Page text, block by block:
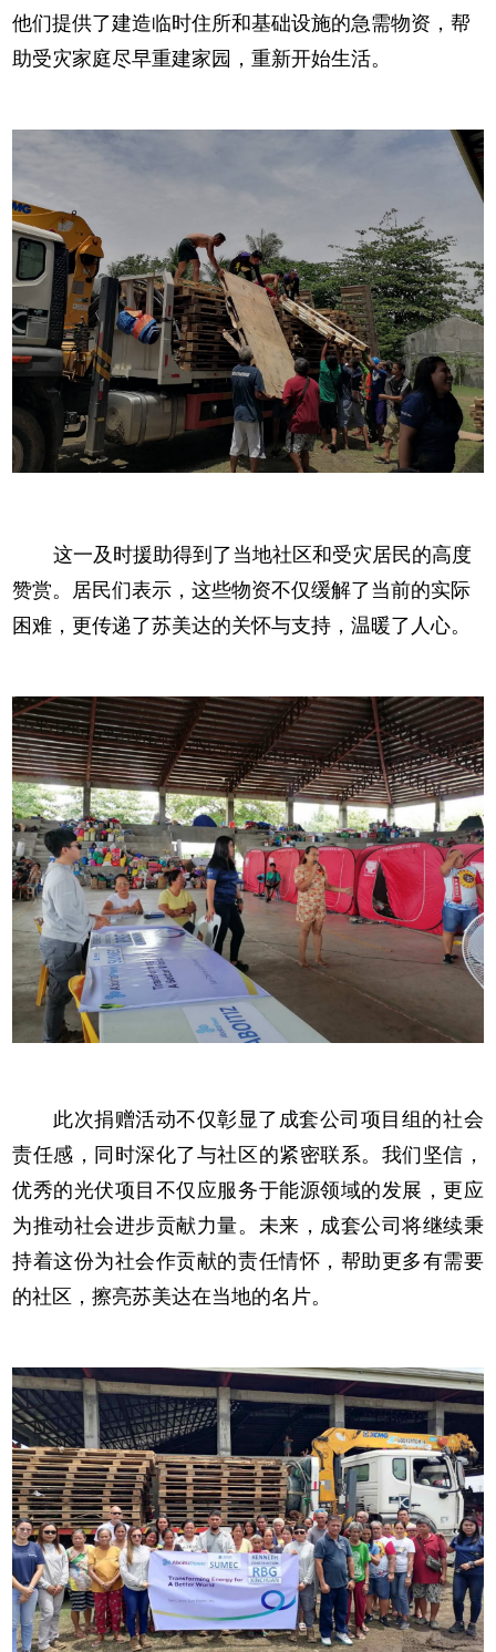
他们提供了建造临时住所和基础设施的急需物资，帮
助受灾家庭尽早重建家园，重新开始生活。
这一及时援助得到了当地社区和受灾居民的高度
赞赏。居民们表示，这些物资不仅缓解了当前的实际
困难，更传递了苏美达的关怀与支持，温暖了人心。
此次捐赠活动不仅彰显了成套公司项目组的社会
责任感，同时深化了与社区的紧密联系。我们坚信，
优秀的光伏项目不仅应服务于能源领域的发展，更应
为推动社会进步贡献力量。未来，成套公司将继续秉
持着这份为社会作贡献的责任情怀，帮助更多有需要
的社区，擦亮苏美达在当地的名片。